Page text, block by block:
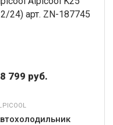
799 руб.